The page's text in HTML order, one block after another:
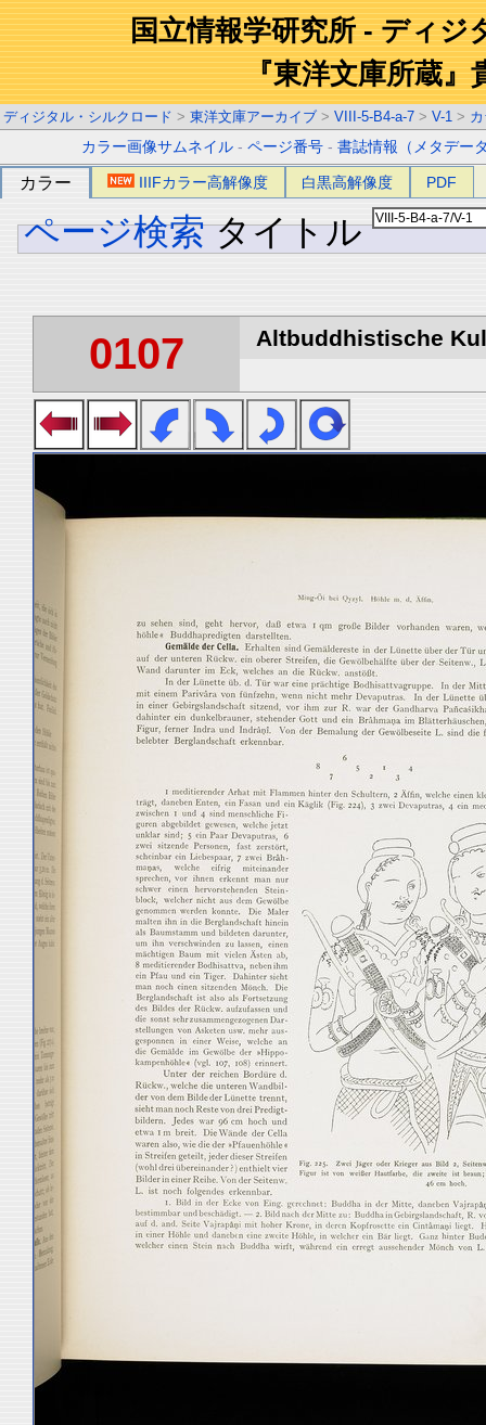
国立情報学研究所 - ディジ
『東洋文庫所蔵』
ディジタル・シルクロード > 東洋文庫アーカイブ > VIII-5-B4-a-7 > V-1 >
カラー画像サムネイル -ページ番号 -書誌情報（メタデー
カラー IIIFカラー高解像度 白黒高解像度 PDF
ページ検索 タイトル
0107 Altbuddhistische